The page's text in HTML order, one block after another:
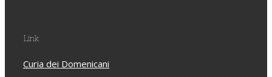
Link
Curia dei Domenicani